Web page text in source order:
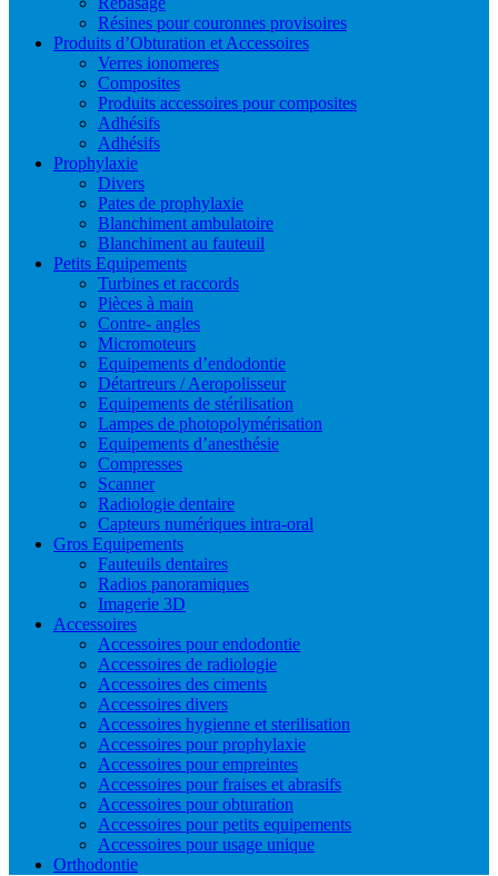
Résines pour couronnes provisoires
Produits d’Obturation et Accessoires
Verres ionomeres
Composites
Produits accessoires pour composites
Adhésifs
Adhésifs
Prophylaxie
Divers
Pates de prophylaxie
Blanchiment ambulatoire
Blanchiment au fauteuil
Petits Equipements
Turbines et raccords
Pièces à main
Contre- angles
Micromoteurs
Equipements d’endodontie
Détartreurs / Aeropolisseur
Equipements de stérilisation
Lampes de photopolymérisation
Equipements d’anesthésie
Compresses
Scanner
Radiologie dentaire
Capteurs numériques intra-oral
Gros Equipements
Fauteuils dentaires
Radios panoramiques
Imagerie 3D
Accessoires
Accessoires pour endodontie
Accessoires de radiologie
Accessoires des ciments
Accessoires divers
Accessoires hygienne et sterilisation
Accessoires pour prophylaxie
Accessoires pour empreintes
Accessoires pour fraises et abrasifs
Accessoires pour obturation
Accessoires pour petits equipements
Accessoires pour usage unique
Orthodontie